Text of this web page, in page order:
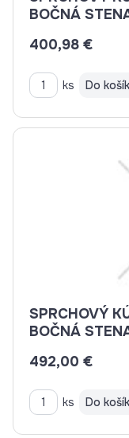
BOČNÁ
400,98 €
ks Do
SPRCHOVÝ
BOČNÁ
492,00 €
ks Do